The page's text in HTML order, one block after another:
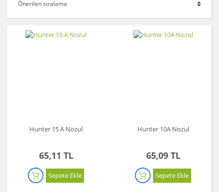
Hunter 15 A Nozul
65,11 TL
Sepete Ekle
Hunter 10A Nozul
65,09 TL
Sepete Ekle